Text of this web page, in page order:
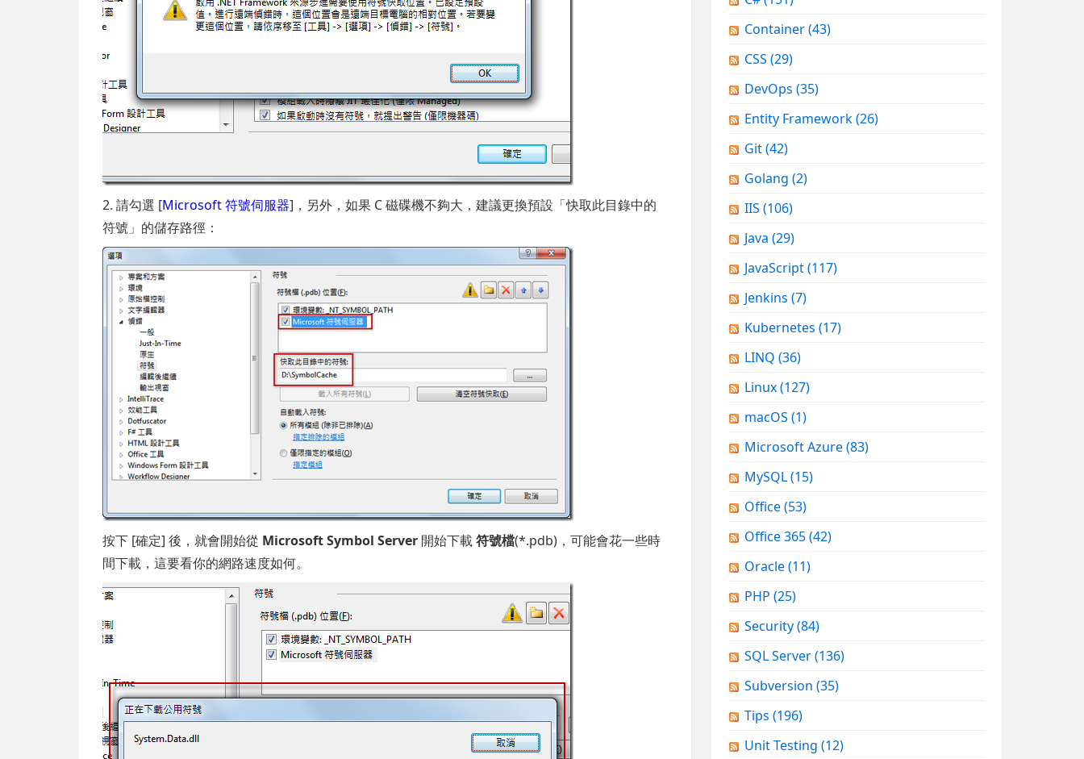
2. 請勾選 [Microsoft 符號伺服器]，另外，如果 C 磁碟機不夠大，建議更換預設「快取此目錄中的
符號」的儲存路徑：
按下 [確定] 後，就會開始從 Microsoft Symbol Server 開始下載符號檔(*.pdb)，可能會花一些時
間下載，這要看你的網路速度如何。
Container(43)
CSS (29)
DevOps (35)
Entity Framework(26)
Git(42)
Golang (2)
IIS (106)
Java (29)
JavaScript(117)
Jenkins (7)
Kubernetes (17)
LINQ (36)
Linux(127)
macOS (1)
Microsoft Azure(83)
MySQL(15)
Office(53)
Office 365(42)
Oracle(11)
PHP (25)
Security(84)
SQL Server(136)
Subversion (35)
Tips (196)
Unit Testing (12)